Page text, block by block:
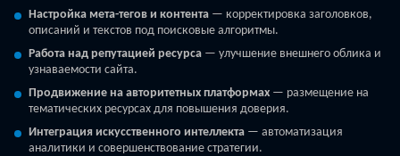
Настройка мета-тегов и контента — корректировка заголовков,
описаний и текстов под поисковые алгоритмы.
Работа над репутацией ресурса — улучшение внешнего облика и
узнаваемости сайта.
Продвижение на авторитетных платформах — размещение на
тематических ресурсах для повышения доверия.
Интеграция искусственного интеллекта — автоматизация
аналитики и совершенствование стратегии.